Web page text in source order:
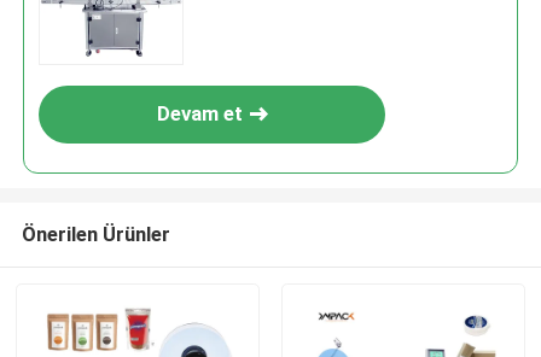
Devam et
Önerilen Ürünler